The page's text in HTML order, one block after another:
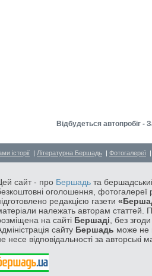
Відбудеться автопробіг
історії | Літературна Бершадь | Фотогалереї
сайт - про Бершадь та
оголошення, фотогалереї
редакцією газети
належать авторам статтей.
на сайті Бершаді , без
сайту Бершадь може не
несе відповідальності за авторські